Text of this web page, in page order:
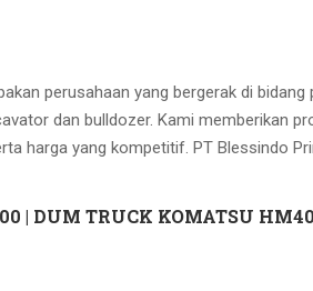
perusahaan yang bergerak di
dan bulldozer. Kami memberikan
harga yang kompetitif. PT Blessindo
| DUM TRUCK KOMATSU